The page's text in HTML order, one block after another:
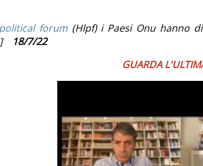
forum(Hlpf) i Paesi Onu hanno
]
18/7/22
GUARDA